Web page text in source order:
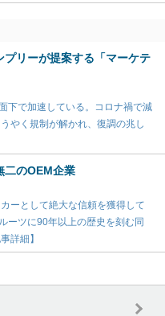
プリーが提案する「マーケテ
下で加速している。コロナ禍で減
やく規制が解かれ、復調の兆し
二のOEM企業
ーとして絶大な信頼を獲得して
ーツに90年以上の歴史を刻む同
詳細】